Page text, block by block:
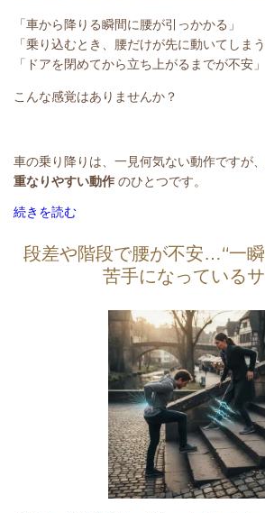
「車から降りる瞬間に腰が引っかかる」
「乗り込むとき、腰だけが先に動いてしまう
「ドアを閉めてから立ち上がるまでが不安」
こんな感覚はありませんか？
車の乗り降りは、一見何気ない動作ですが、
重なりやすい動作 のひとつです。
続きを読む
段差や階段で腰が不安…“一
苦手になっている